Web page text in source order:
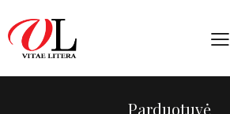
Parduotuvė